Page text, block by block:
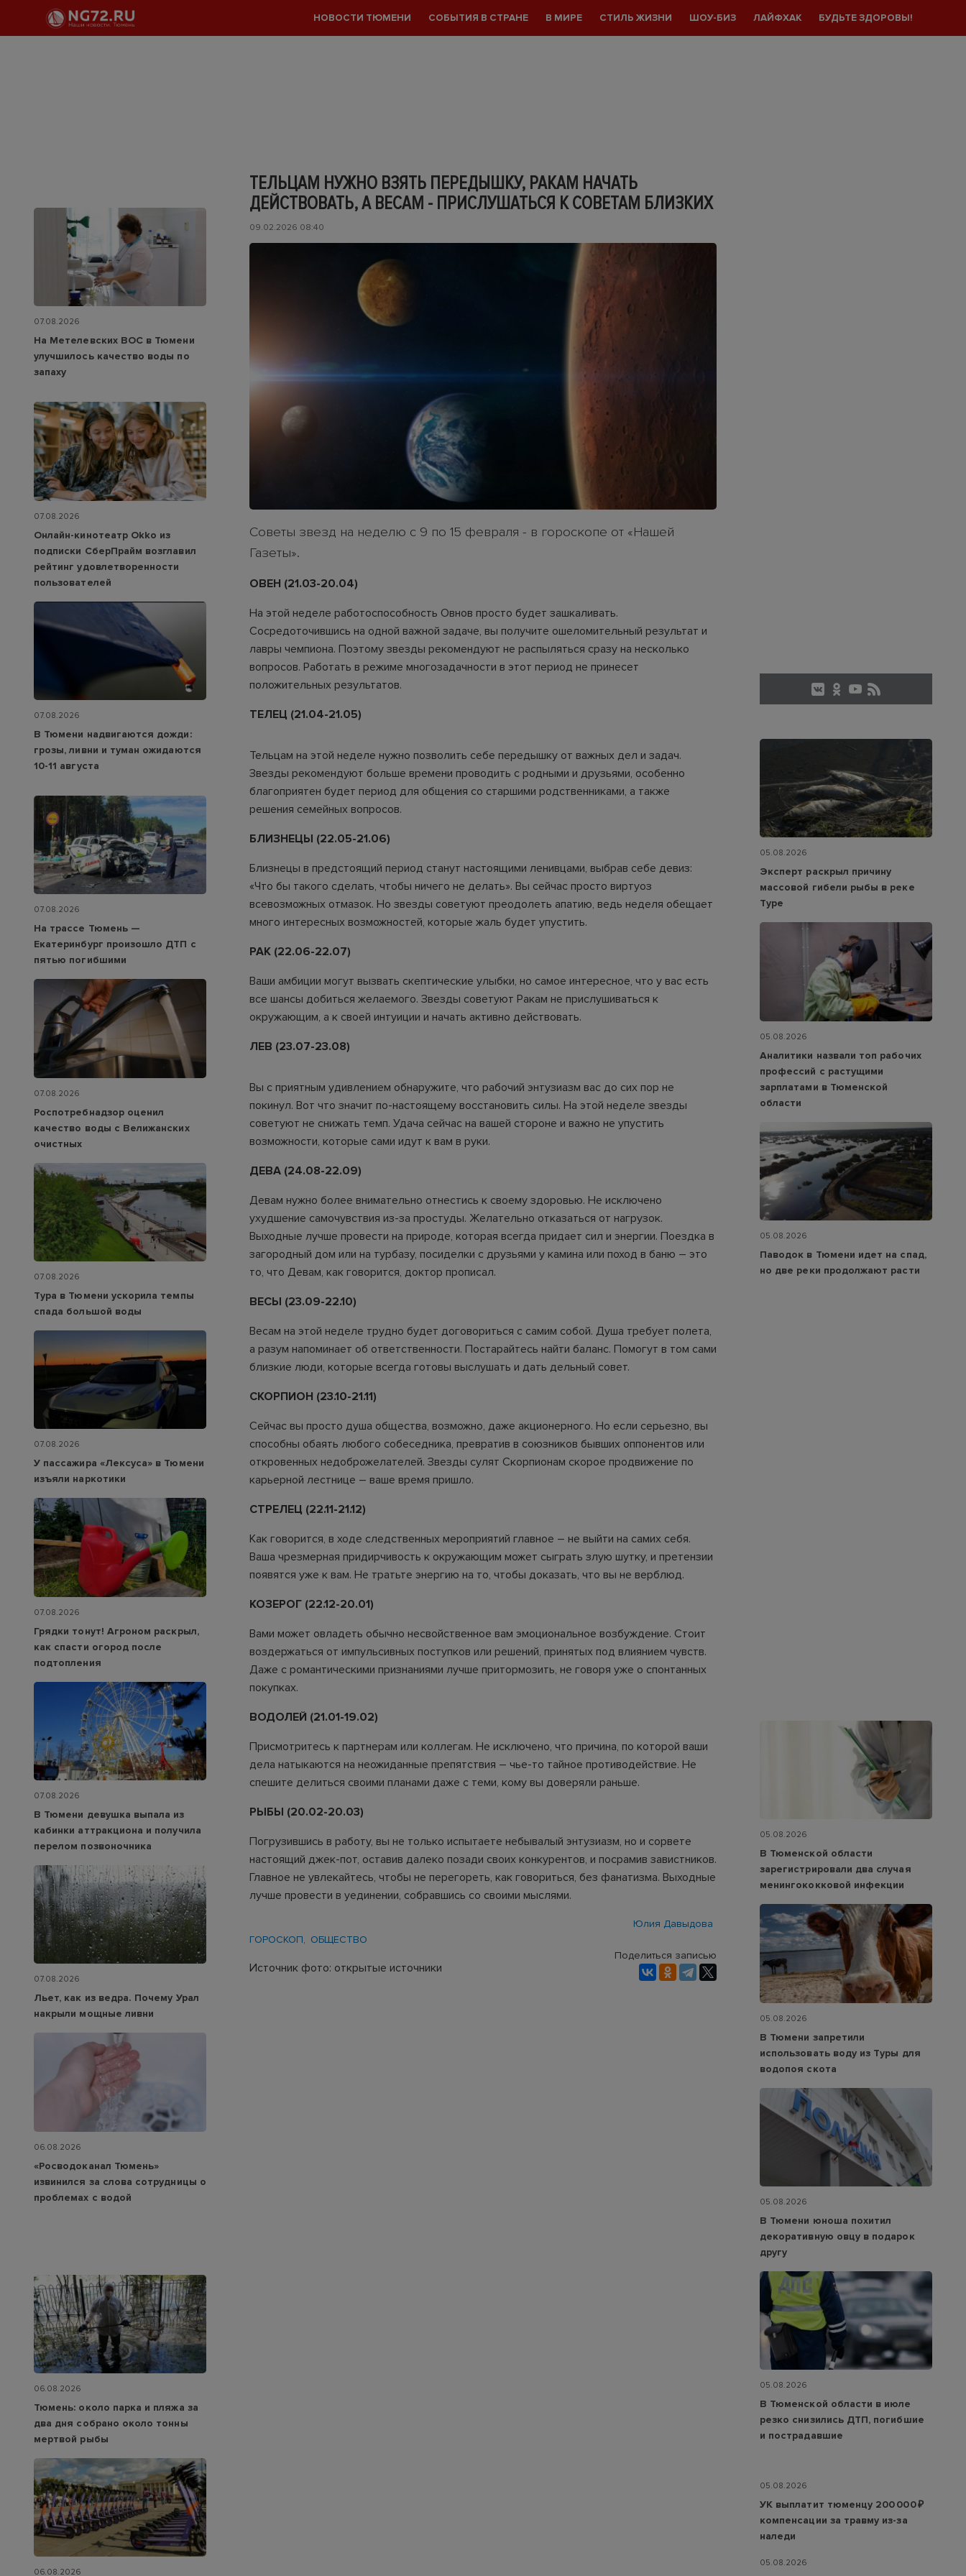
НОВОСТИ ТЮМЕНИ СОБЫТИЯ В СТРАНЕ В МИРЕ СТИЛЬ ЖИЗНИ ШОУ-БИЗ ЛАЙФХАК БУДЬТЕ ЗДОРОВЫ!
ТЕЛЬЦАМ НУЖНО ВЗЯТЬ ПЕРЕДЫШКУ, РАКАМ НАЧАТЬ
ДЕЙСТВОВАТЬ, А ВЕСАМ - ПРИСЛУШАТЬСЯ К СОВЕТАМ БЛИЗКИХ
09.02.2026 08:40
Советы звезд на неделю с 9 по 15 февраля - в гороскопе от «Нашей
Газеты».
ОВЕН (21.03-20.04)
На этой неделе работоспособность Овнов просто будет зашкаливать.
Сосредоточившись на одной важной задаче, вы получите ошеломительный результат и
лавры чемпиона. Поэтому звезды рекомендуют не распыляться сразу на несколько
вопросов. Работать в режиме многозадачности в этот период не принесет
положительных результатов.
ТЕЛЕЦ (21.04-21.05)
Тельцам на этой неделе нужно позволить себе передышку от важных дел и задач.
Звезды рекомендуют больше времени проводить с родными и друзьями, особенно
благоприятен будет период для общения со старшими родственниками, а также
решения семейных вопросов.
БЛИЗНЕЦЫ (22.05-21.06)
Близнецы в предстоящий период станут настоящими ленивцами, выбрав себе девиз:
«Что бы такого сделать, чтобы ничего не делать». Вы сейчас просто виртуоз
всевозможных отмазок. Но звезды советуют преодолеть апатию, ведь неделя обещает
много интересных возможностей, которые жаль будет упустить.
РАК (22.06-22.07)
Ваши амбиции могут вызвать скептические улыбки, но самое интересное, что у вас есть
все шансы добиться желаемого. Звезды советуют Ракам не прислушиваться к
окружающим, а к своей интуиции и начать активно действовать.
ЛЕВ (23.07-23.08)
Вы с приятным удивлением обнаружите, что рабочий энтузиазм вас до сих пор не
покинул. Вот что значит по-настоящему восстановить силы. На этой неделе звезды
советуют не снижать темп. Удача сейчас на вашей стороне и важно не упустить
возможности, которые сами идут к вам в руки.
ДЕВА (24.08-22.09)
Девам нужно более внимательно отнестись к своему здоровью. Не исключено
ухудшение самочувствия из-за простуды. Желательно отказаться от нагрузок.
Выходные лучше провести на природе, которая всегда придает сил и энергии. Поездка в
загородный дом или на турбазу, посиделки с друзьями у камина или поход в баню – это
то, что Девам, как говорится, доктор прописал.
ВЕСЫ (23.09-22.10)
Весам на этой неделе трудно будет договориться с самим собой. Душа требует полета,
а разум напоминает об ответственности. Постарайтесь найти баланс. Помогут в том сами
близкие люди, которые всегда готовы выслушать и дать дельный совет.
СКОРПИОН (23.10-21.11)
Сейчас вы просто душа общества, возможно, даже акционерного. Но если серьезно, вы
способны обаять любого собеседника, превратив в союзников бывших оппонентов или
откровенных недоброжелателей. Звезды сулят Скорпионам скорое продвижение по
карьерной лестнице – ваше время пришло.
СТРЕЛЕЦ (22.11-21.12)
Как говорится, в ходе следственных мероприятий главное – не выйти на самих себя.
Ваша чрезмерная придирчивость к окружающим может сыграть злую шутку, и претензии
появятся уже к вам. Не тратьте энергию на то, чтобы доказать, что вы не верблюд.
КОЗЕРОГ (22.12-20.01)
Вами может овладеть обычно несвойственное вам эмоциональное возбуждение. Стоит
воздержаться от импульсивных поступков или решений, принятых под влиянием чувств.
Даже с романтическими признаниями лучше притормозить, не говоря уже о спонтанных
покупках.
ВОДОЛЕЙ (21.01-19.02)
Присмотритесь к партнерам или коллегам. Не исключено, что причина, по которой ваши
дела натыкаются на неожиданные препятствия – чье-то тайное противодействие. Не
спешите делиться своими планами даже с теми, кому вы доверяли раньше.
РЫБЫ (20.02-20.03)
Погрузившись в работу, вы не только испытаете небывалый энтузиазм, но и сорвете
настоящий джек-пот, оставив далеко позади своих конкурентов, и посрамив завистников.
Главное не увлекайтесь, чтобы не перегореть, как говориться, без фанатизма. Выходные
лучше провести в уединении, собравшись со своими мыслями.
Юлия Давыдова
ГОРОСКОП
ОБЩЕСТВО
Источник фото: открытые источники
Поделиться записью
07.08.2026
На Метелевских ВОС в Тюмени
улучшилось качество воды по
запаху
07.08.2026
Онлайн-кинотеатр Okko из
подписки СберПрайм возглавил
рейтинг удовлетворенности
пользователей
07.08.2026
В Тюмени надвигаются дожди:
грозы, ливни и туман ожидаются
10-11 августа
07.08.2026
На трассе Тюмень —
Екатеринбург произошло ДТП с
пятью погибшими
07.08.2026
Роспотребнадзор оценил
качество воды с Велижанских
очистных
07.08.2026
Тура в Тюмени ускорила темпы
спада большой воды
07.08.2026
У пассажира «Лексуса» в Тюмени
изъяли наркотики
07.08.2026
Грядки тонут! Агроном раскрыл,
как спасти огород после
подтопления
07.08.2026
В Тюмени девушка выпала из
кабинки аттракциона и получила
перелом позвоночника
07.08.2026
Льет, как из ведра. Почему Урал
накрыли мощные ливни
06.08.2026
«Росводоканал Тюмень»
извинился за слова сотрудницы о
проблемах с водой
06.08.2026
Тюмень: около парка и пляжа за
два дня собрано около тонны
мертвой рыбы
06.08.2026
05.08.2026
Эксперт раскрыл причину
массовой гибели рыбы в реке
Туре
05.08.2026
Аналитики назвали топ рабочих
профессий с растущими
зарплатами в Тюменской
области
05.08.2026
Паводок в Тюмени идет на спад,
но две реки продолжают расти
05.08.2026
В Тюменской области
зарегистрировали два случая
менингококковой инфекции
05.08.2026
В Тюмени запретили
использовать воду из Туры для
водопоя скота
05.08.2026
В Тюмени юноша похитил
декоративную овцу в подарок
другу
05.08.2026
В Тюменской области в июле
резко снизились ДТП, погибшие
и пострадавшие
05.08.2026
УК выплатит тюменцу 200 000 ₽
компенсации за травму из-за
наледи
05.08.2026